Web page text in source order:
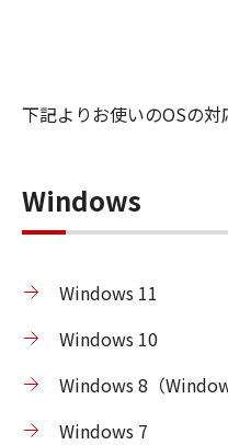
下記よりお使いのOSの対
Windows
Windows 11
Windows 10
Windows 8（
Windows 7